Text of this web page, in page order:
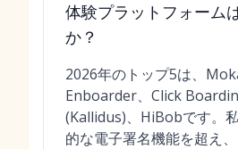
体験プラットフォーム
か？
2026年のトップ5は、
Enboarder、Click
(Kallidus)、HiBobです。
的な電子署名機能を超え